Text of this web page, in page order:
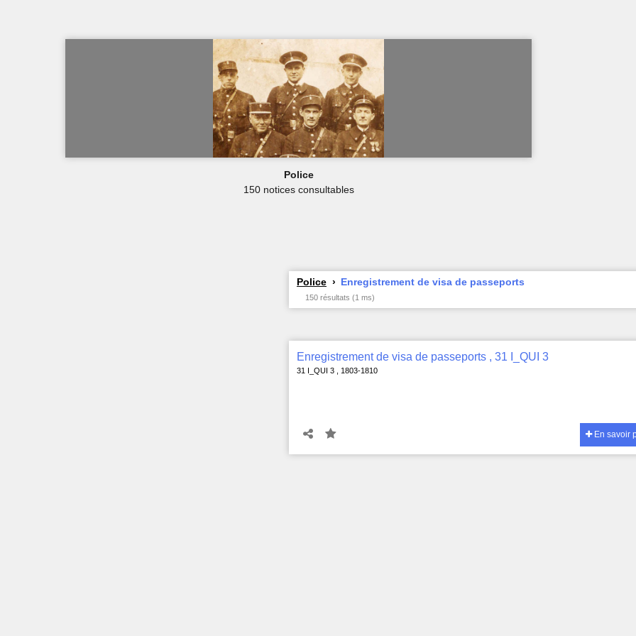
Police
150 notices consultables
Police Enregistrement de visa de passeports
150 résultats (1 ms)
Enregistrement de visa de passeports , 31 I_QUI 3
31 I_QUI 3 , 1803-1810
En savoir